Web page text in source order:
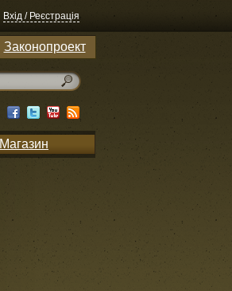
Вхід / Реєстрація
Законопроект
Магазин